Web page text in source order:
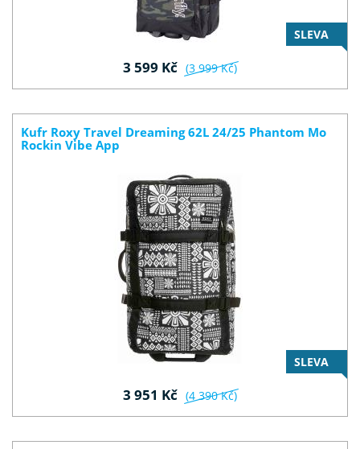
SLEVA
3 599 Kč (3 999 Kč)
Kufr Roxy Travel Dreaming 62L 24/25 Phantom Mo
Rockin Vibe App
SLEVA
3 951 Kč (4 390 Kč)